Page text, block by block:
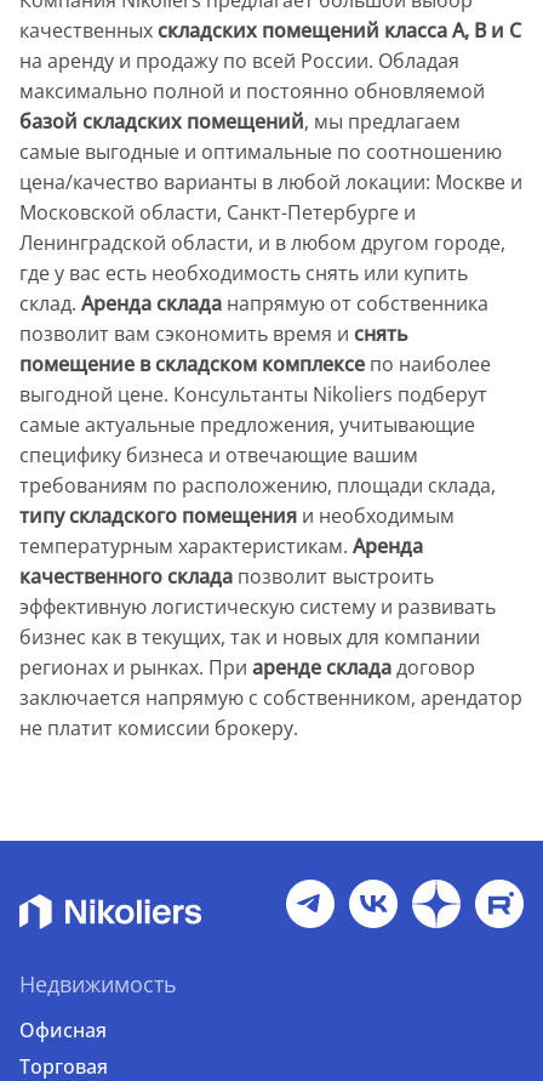
качественных складских помещений класса А, B и С
на аренду и продажу по всей России. Обладая
максимально полной и постоянно обновляемой
базой складских помещений, мы предлагаем
самые выгодные и оптимальные по соотношению
цена/качество варианты в любой локации: Москве и
Московской области, Санкт-Петербурге и
Ленинградской области, и в любом другом городе,
где у вас есть необходимость снять или купить
склад. Аренда склада напрямую от собственника
позволит вам сэкономить время и снять
помещение в складском комплексе по наиболее
выгодной цене. Консультанты Nikoliers подберут
самые актуальные предложения, учитывающие
специфику бизнеса и отвечающие вашим
требованиям по расположению, площади склада,
типу складского помещения и необходимым
температурным характеристикам. Аренда
качественного склада позволит выстроить
эффективную логистическую систему и развивать
бизнес как в текущих, так и новых для компании
регионах и рынках. При аренде склададоговор
заключается напрямую с собственником, арендатор
не платит комиссии брокеру.
Недвижимость
Офисная
Торговая